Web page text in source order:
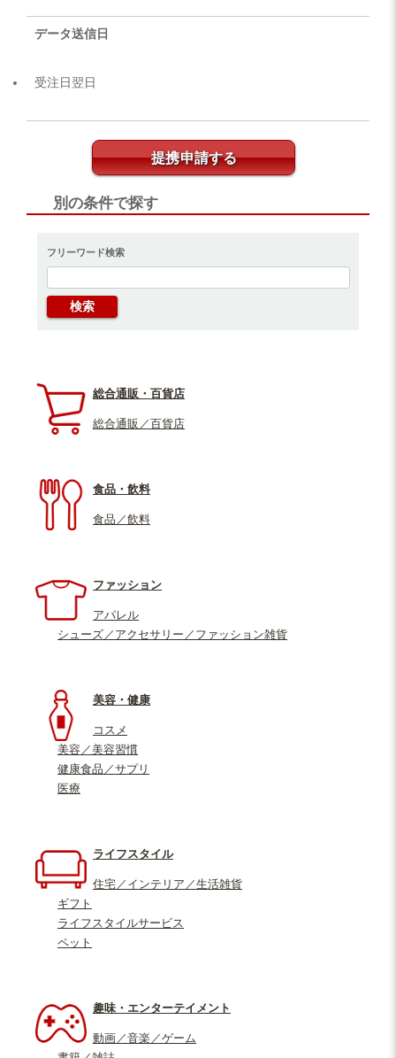
データ送信日
受注日翌日
提携申請する
別の条件で探す
フリーワード検索
総合通販・百貨店
総合通販／百貨店
食品・飲料
食品／飲料
ファッション
アパレル
シューズ／アクセサリー／ファッション雑貨
美容・健康
コスメ
美容／美容習慣
健康食品／サプリ
医療
ライフスタイル
住宅／インテリア／生活雑貨
ギフト
ライフスタイルサービス
ペット
趣味・エンターテイメント
動画／音楽／ゲーム